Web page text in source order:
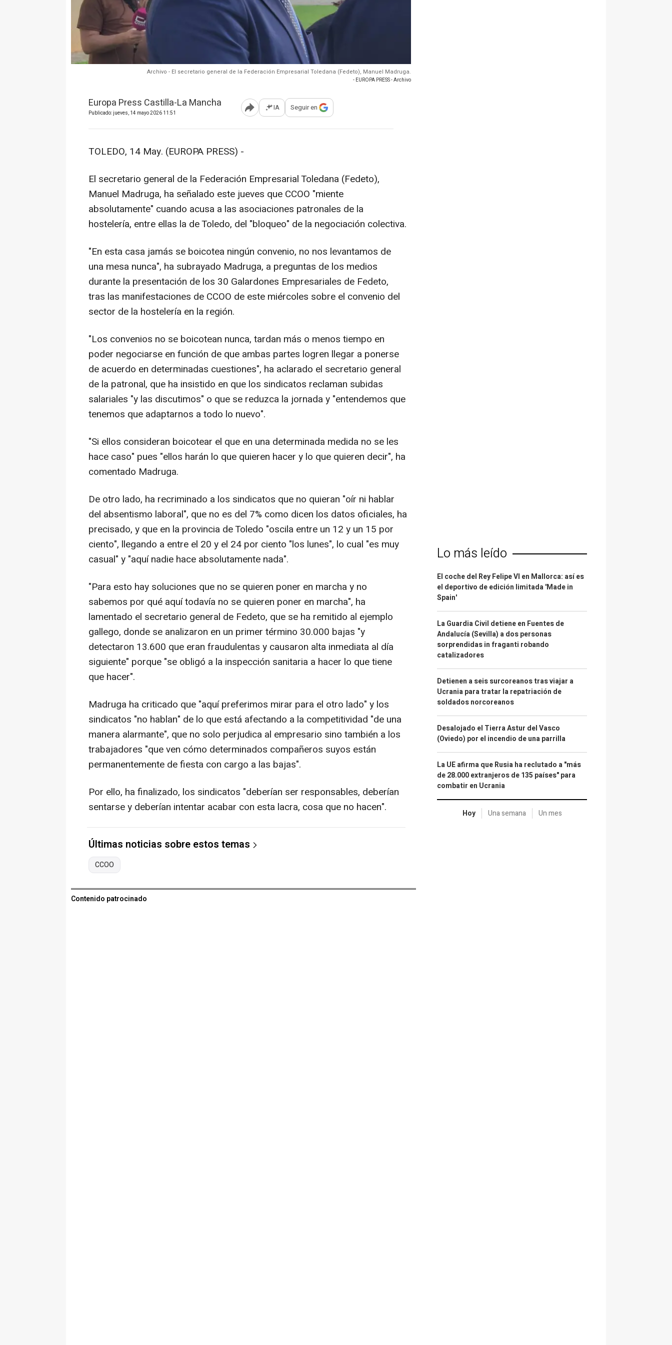
Archivo - El secretario general de la Federación Empresarial Toledana (Fedeto), Manuel Madruga.
- EUROPA PRESS - Archivo
Europa Press Castilla-La Mancha
Publicado: jueves, 14 mayo 2026 11:51 Abrir opciones para compartir
IA Seguir en
TOLEDO, 14 May. (EUROPA PRESS) -
El secretario general de la Federación Empresarial Toledana (Fedeto),
Manuel Madruga, ha señalado este jueves que CCOO "miente
absolutamente" cuando acusa a las asociaciones patronales de la
hostelería, entre ellas la de Toledo, del "bloqueo" de la negociación colectiva.
"En esta casa jamás se boicotea ningún convenio, no nos levantamos de
una mesa nunca", ha subrayado Madruga, a preguntas de los medios
durante la presentación de los 30 Galardones Empresariales de Fedeto,
tras las manifestaciones de CCOO de este miércoles sobre el convenio del
sector de la hostelería en la región.
"Los convenios no se boicotean nunca, tardan más o menos tiempo en
poder negociarse en función de que ambas partes logren llegar a ponerse
de acuerdo en determinadas cuestiones", ha aclarado el secretario general
de la patronal, que ha insistido en que los sindicatos reclaman subidas
salariales "y las discutimos" o que se reduzca la jornada y "entendemos que
tenemos que adaptarnos a todo lo nuevo".
"Si ellos consideran boicotear el que en una determinada medida no se les
hace caso" pues "ellos harán lo que quieren hacer y lo que quieren decir", ha
comentado Madruga.
De otro lado, ha recriminado a los sindicatos que no quieran "oír ni hablar
del absentismo laboral", que no es del 7% como dicen los datos oficiales, ha
precisado, y que en la provincia de Toledo "oscila entre un 12 y un 15 por
ciento", llegando a entre el 20 y el 24 por ciento "los lunes", lo cual "es muy
casual" y "aquí nadie hace absolutamente nada".
"Para esto hay soluciones que no se quieren poner en marcha y no
sabemos por qué aquí todavía no se quieren poner en marcha", ha
lamentado el secretario general de Fedeto, que se ha remitido al ejemplo
gallego, donde se analizaron en un primer término 30.000 bajas "y
detectaron 13.600 que eran fraudulentas y causaron alta inmediata al día
siguiente" porque "se obligó a la inspección sanitaria a hacer lo que tiene
que hacer".
Madruga ha criticado que "aquí preferimos mirar para el otro lado" y los
sindicatos "no hablan" de lo que está afectando a la competitividad "de una
manera alarmante", que no solo perjudica al empresario sino también a los
trabajadores "que ven cómo determinados compañeros suyos están
permanentemente de fiesta con cargo a las bajas".
Por ello, ha finalizado, los sindicatos "deberían ser responsables, deberían
sentarse y deberían intentar acabar con esta lacra, cosa que no hacen".
Últimas noticias sobre estos temas
CCOO
Contenido patrocinado
Lo más leído
El coche del Rey Felipe VI en Mallorca: así es
el deportivo de edición limitada 'Made in
Spain'
La Guardia Civil detiene en Fuentes de
Andalucía (Sevilla) a dos personas
sorprendidas in fraganti robando
catalizadores
Detienen a seis surcoreanos tras viajar a
Ucrania para tratar la repatriación de
soldados norcoreanos
Desalojado el Tierra Astur del Vasco
(Oviedo) por el incendio de una parrilla
La UE afirma que Rusia ha reclutado a "más
de 28.000 extranjeros de 135 países" para
combatir en Ucrania
Hoy Una semana Un mes